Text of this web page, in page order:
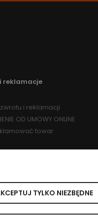
reklamacje
i reklamacji
OD UMOWY ONLINE
towar
TYLKO NIEZBĘDNE